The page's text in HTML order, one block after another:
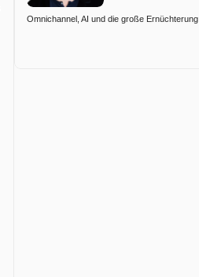
Omnichannel, AI und die große Ernüchterung